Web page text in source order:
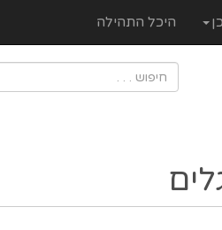
היכל התהילה